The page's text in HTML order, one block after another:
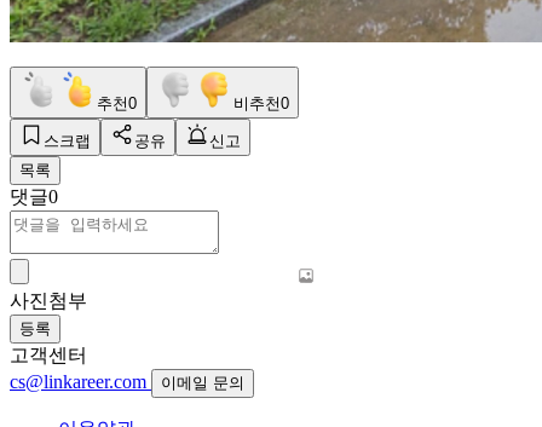
추천0 비추천0
스크랩 공유
신고
목록
댓글0
사진첨부
등록
고객센터
cs@linkareer.com
이메일 문의